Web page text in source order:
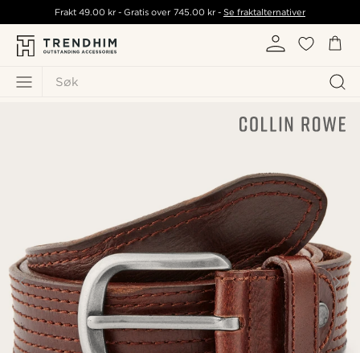
Søk
Frakt49.00 kr - Gratis over 745.00 kr- Se fraktalternativer